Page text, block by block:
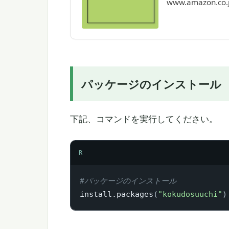
パッケージのインストール
下記、コマンドを実行してください。
R
#パッケージのインストール
install.packages ( "kokudosuuchi" )